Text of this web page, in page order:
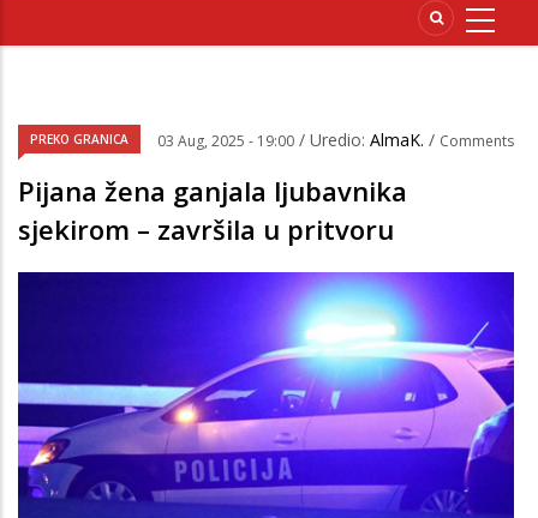
PREKO GRANICA 03 Aug, 2025 - 19:00 / Uredio: AlmaK. / Comments
Pijana žena ganjala ljubavnika
sjekirom – završila u pritvoru